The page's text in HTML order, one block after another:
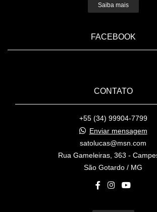
Saiba mais
FACEBOOK
CONTATO
+55 (34) 99904-7799
Enviar mensagem
satolucas@msn.com
Rua Gameleiras, 363 -
São Gotardo / MG